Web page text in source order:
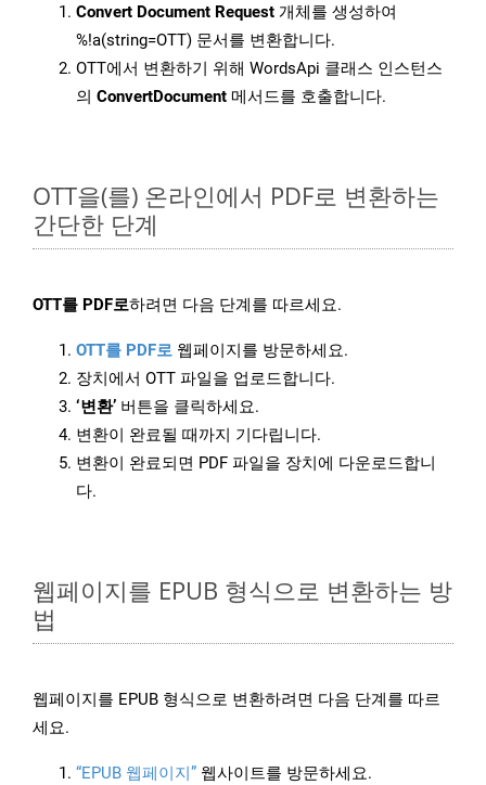
Convert Document Request 개체를 생성하여
%!a(string=OTT) 문서를 변환합니다.
OTT에서 변환하기 위해 WordsApi 클래스 인스턴스
의 ConvertDocument 메서드를 호출합니다.
OTT을(를) 온라인에서 PDF로 변환하는
간단한 단계
OTT를 PDF로하려면 다음 단계를 따르세요.
OTT를 PDF로 웹페이지를 방문하세요.
장치에서 OTT 파일을 업로드합니다.
‘변환’ 버튼을 클릭하세요.
변환이 완료될 때까지 기다립니다.
변환이 완료되면 PDF 파일을 장치에 다운로드합니
다.
웹페이지를 EPUB 형식으로 변환하는 방
법
웹페이지를 EPUB 형식으로 변환하려면 다음 단계를 따르
세요.
“EPUB 웹페이지” 웹사이트를 방문하세요.